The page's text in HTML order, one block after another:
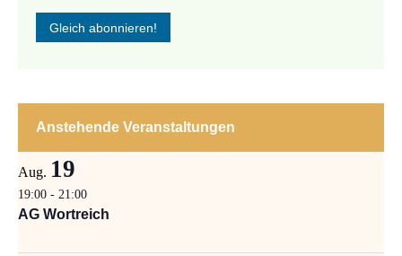
Anstehende Veranstaltungen
Aug. 19
19:00 - 21:00
AG Wortreich